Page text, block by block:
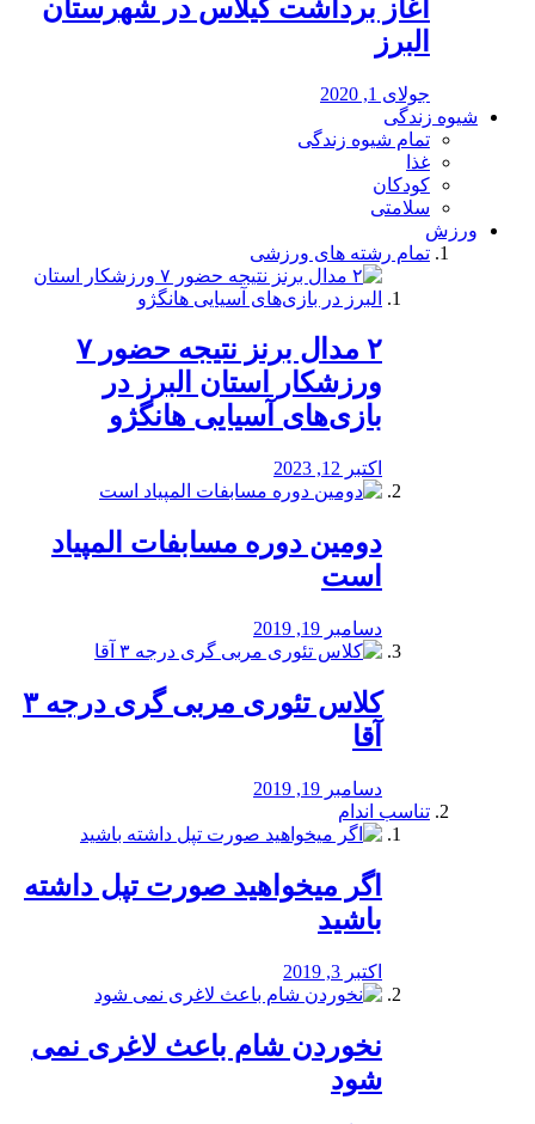
آغاز برداشت گیلاس در شهرستان
البرز
جولای 1, 2020
شیوه زندگی
تمام شیوه زندگی
غذا
کودکان
سلامتی
ورزش
تمام رشته های ورزشی
۲ مدال برنز نتیجه حضور ۷
ورزشکار استان البرز در
بازی‌های آسیایی هانگژو
اکتبر 12, 2023
دومین دوره مسابفات المپیاد
است
دسامبر 19, 2019
کلاس تئوری مربی گری درجه ۳
آقا
دسامبر 19, 2019
تناسب اندام
اگر میخواهید صورت تپل داشته
باشید
اکتبر 3, 2019
نخوردن شام باعث لاغری نمی
‌شود